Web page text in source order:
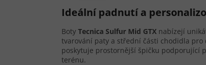
Ideální padnutí a
Boty Tecnica Sulfur Mid GTX nabízejí
tvarování paty a střední části chodidla
poskytuje prostornější špičku podporující
terénu.